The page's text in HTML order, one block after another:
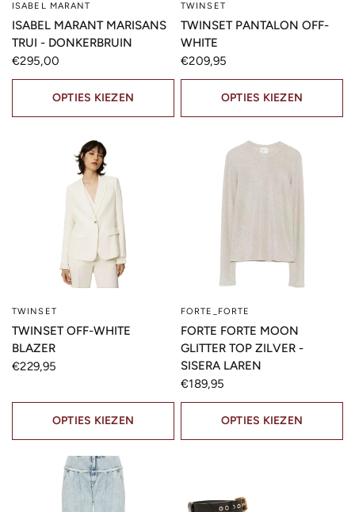
SNELLE KIJK
ISABEL MARANT
ISABEL MARANT MARISANS
TRUI - DONKERBRUIN
€295,00
OPTIES KIEZEN
TWINSET
TWINSET PANTALON OFF-
WHITE
€209,95
OPTIES KIEZEN
TWINSET
TWINSET OFF-WHITE
BLAZER
€229,95
OPTIES KIEZEN
SNELLE KIJK
FORTE_FORTE
FORTE FORTE MOON
GLITTER TOP ZILVER -
SISERA LAREN
€189,95
OPTIES KIEZEN